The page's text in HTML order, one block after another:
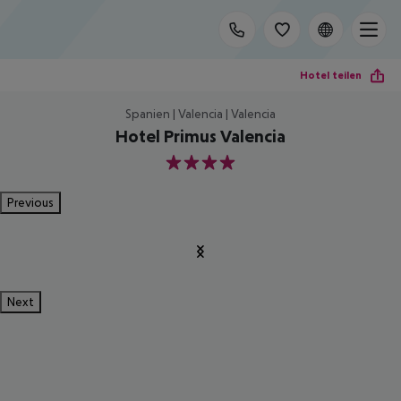
Hotel teilen
Spanien | Valencia | Valencia
Hotel Primus Valencia
4
Previous
Next